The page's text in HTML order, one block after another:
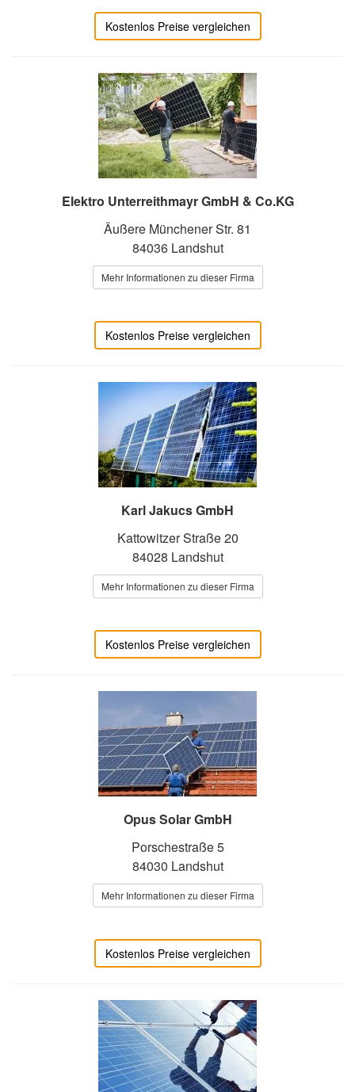
Kostenlos Preise vergleichen
Elektro Unterreithmayr GmbH & Co.KG
Äußere Münchener Str. 81
84036 Landshut
Mehr Informationen zu dieser Firma
Kostenlos Preise vergleichen
Karl Jakucs GmbH
Kattowitzer Straße 20
84028 Landshut
Mehr Informationen zu dieser Firma
Kostenlos Preise vergleichen
Opus Solar GmbH
Porschestraße 5
84030 Landshut
Mehr Informationen zu dieser Firma
Kostenlos Preise vergleichen